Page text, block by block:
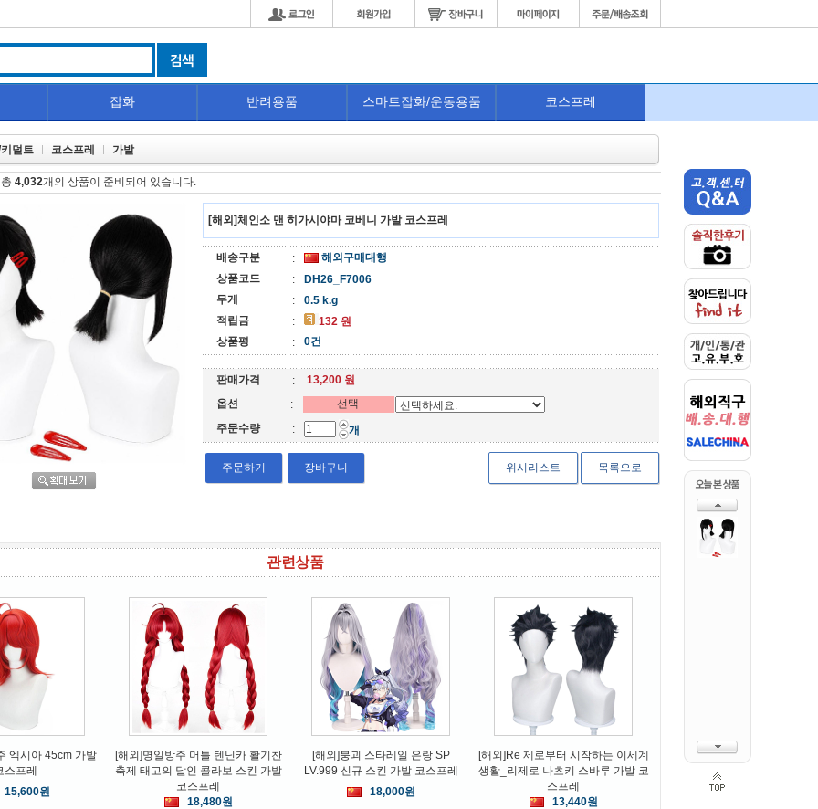
잡화 반려용품 스마트잡화/운동용품 코스프레
]다혼 DAHON
접이
원
할로윈 앨리스 메이드복 하녀복
33,600원
가면라이더 반팔 면티셔츠 13종
31,680원
사극의상 선녀풍 고전 한푸 코스
48,720원
ZEUS
ZEUS 색상별 벌 곰돌이 오토바
덜트 코스프레 가발
4,032개의 상품이 준비되어 있습니다.
[해외]체인소 맨 히가시야마 코베니 가발 코스프레
배송구분 :
해외구매대행
상품코드
:
DH26_F7006
무게
:
0.5 k.g
적립금
:
132 원
상품평
: 0건
판매가격 :
13,200 원
옵션
:
선택
주문수량
: 개
주문하기 장바구니 위시리스트 목록으로
관련상품
엑시아 45cm 가발
스프레
15,600원
[해외]명일방주 머틀 텐닌카 활기찬
축제 태고의 달인 콜라보 스킨 가발
코스프레
18,480원
[해외]붕괴 스타레일 은랑 SP
LV.999 신규 스킨 가발 코스프레
18,000원
[해외]Re 제로부터 시작하는 이세계
생활_리제로 나츠키 스바루 가발 코
스프레
13,440원